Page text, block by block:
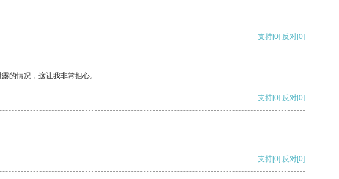
支持[0] 反对[0]
的情况，这让我非常担心。
支持[0] 反对[0]
支持[0] 反对[0]